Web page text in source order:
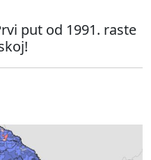
put od 1991. raste